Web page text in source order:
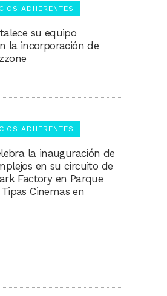
ADHERENTES
su equipo
la incorporación de
ADHERENTES
la inauguración de
en su circuito de
Factory en Parque
Cinemas en